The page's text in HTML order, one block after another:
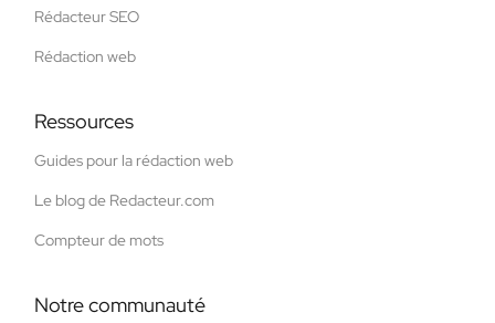
Rédacteur SEO
Rédaction web
Ressources
Guides pour la rédaction web
Le blog de Redacteur.com
Compteur de mots
Notre communauté